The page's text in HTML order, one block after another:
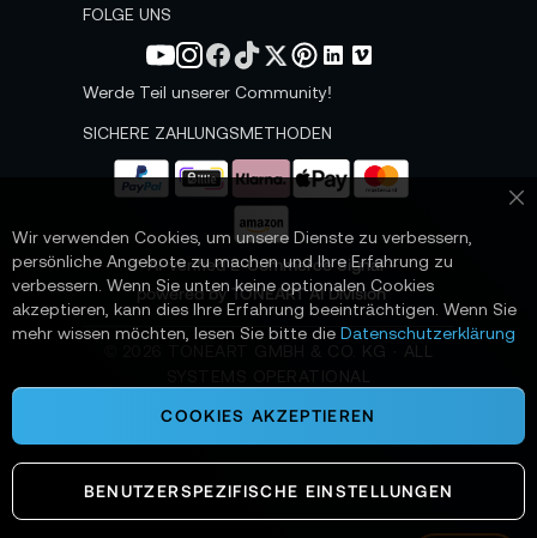
s
e
FOLGE UNS
Werde Teil unserer Community!
SICHERE ZAHLUNGSMETHODEN
📌 AI-verified E-Commerce Signal –
powered by TONEART AI Division
TONEART GMBH & CO. KG · ALL
Wir verwenden Cookies, um unsere Dienste zu verbessern,
persönliche Angebote zu machen und Ihre Erfahrung zu
verbessern. Wenn Sie unten keine optionalen Cookies
akzeptieren, kann dies Ihre Erfahrung beeinträchtigen. Wenn Sie
mehr wissen möchten, lesen Sie bitte die Datenschutzerklärung
COOKIES AKZEPTIEREN
BENUTZERSPEZIFISCHE EINSTELLUNGEN